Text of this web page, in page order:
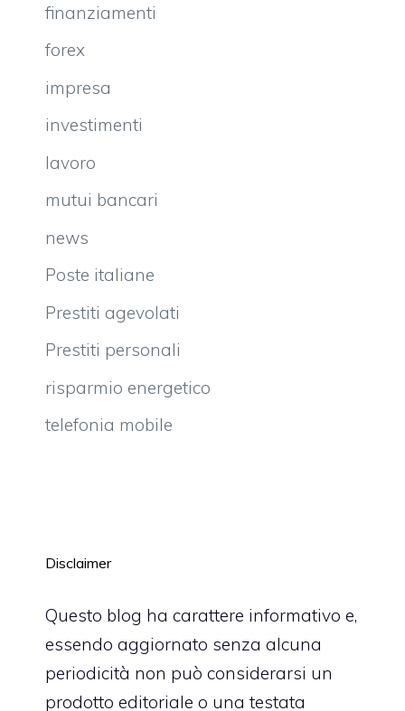
finanziamenti
forex
impresa
investimenti
lavoro
mutui bancari
news
Poste italiane
Prestiti agevolati
Prestiti personali
risparmio energetico
telefonia mobile
Disclaimer
Questo blog ha carattere informativo e,
essendo aggiornato senza alcuna
periodicità non può considerarsi un
prodotto editoriale o una testata